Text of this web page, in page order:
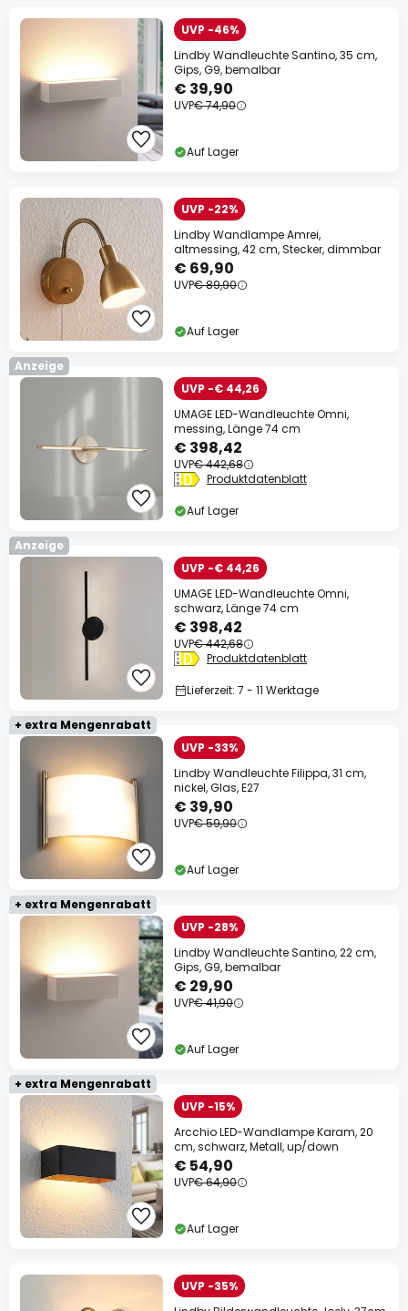
UVP -46%
Lindby Wandleuchte Santino, 35 cm,
Gips, G9, bemalbar
€ 39,90
UVP€ 74,90
Auf Lager
UVP -22%
Lindby Wandlampe Amrei,
altmessing, 42 cm, Stecker, dimmbar
€ 69,90
UVP€ 89,90
Auf Lager
Anzeige
UVP -€ 44,26
UMAGE LED-Wandleuchte Omni,
messing, Länge 74 cm
€ 398,42
UVP€ 442,68
Produktdatenblatt
Auf Lager
Anzeige
UVP -€ 44,26
UMAGE LED-Wandleuchte Omni,
schwarz, Länge 74 cm
€ 398,42
UVP€ 442,68
Produktdatenblatt
Lieferzeit: 7 - 11 Werktage
+ extra Mengenrabatt
UVP -33%
Lindby Wandleuchte Filippa, 31 cm,
nickel, Glas, E27
€ 39,90
UVP€ 59,90
Auf Lager
+ extra Mengenrabatt
UVP -28%
Lindby Wandleuchte Santino, 22 cm,
Gips, G9, bemalbar
€ 29,90
UVP€ 41,90
Auf Lager
+ extra Mengenrabatt
UVP -15%
Arcchio LED-Wandlampe Karam, 20
cm, schwarz, Metall, up/down
€ 54,90
UVP€ 64,90
Auf Lager
UVP -35%